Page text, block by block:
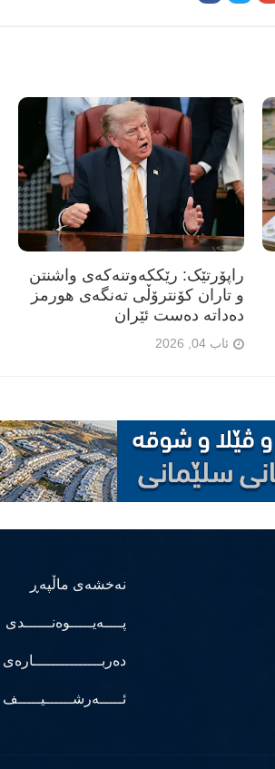
راپۆرتێک: رێککەوتنەکەی واشنتن
و تاران کۆنترۆڵی تەنگەی هورمز
دەداتە دەست ئێران
ئاب 04, 2026
نەخشەی ماڵپەڕ
پــــەیـــــوەنــــــدی
دەربـــــــــــــــارەی
ئـــــەرشــــــیـــــف